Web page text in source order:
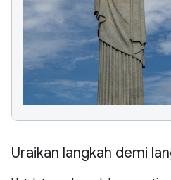
Uraikan langkah demi